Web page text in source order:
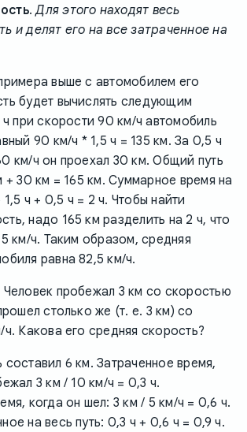
.Для этого находят весь
и делят его на все затраченное на
выше с автомобилем его
будет вычислять следующим
при скорости 90 км/ч автомобиль
90 км/ч * 1,5 ч = 135 км. За 0,5 ч
км/ч он проехал 30 км. Общий путь
+ 30 км = 165 км. Суммарное время на
1,5 ч + 0,5 ч = 2 ч. Чтобы найти
надо 165 км разделить на 2 ч, что
км/ч. Таким образом, средняя
равна 82,5 км/ч.
пробежал 3 км со скоростью
столько же (т. е. 3 км) со
Какова его средняя скорость?
6 км. Затраченное время,
3 км / 10 км/ч = 0,3 ч.
когда он шел: 3 км / 5 км/ч = 0,6 ч.
на весь путь: 0,3 ч + 0,6 ч = 0,9 ч.